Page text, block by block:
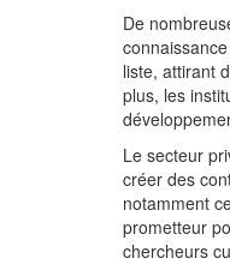
De
liste, attirant
plus, les
Le secteur
créer des
notamment
prometteur
chercheurs